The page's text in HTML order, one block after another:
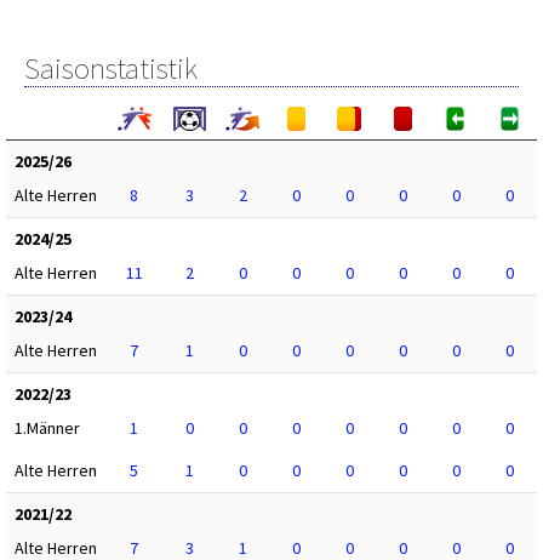
Saisonstatistik
2025/26
Alte Herren
8 3 2 0 0 0 0
0
2024/25
Alte Herren
11 2 0 0 0 0 0
0
2023/24
Alte Herren
7 1 0 0 0 0 0
0
2022/23
1.Männer
1 0 0 0 0 0 0
0
Alte Herren
5 1 0 0 0 0 0
0
2021/22
Alte Herren
7 3 1 0 0 0 0
0